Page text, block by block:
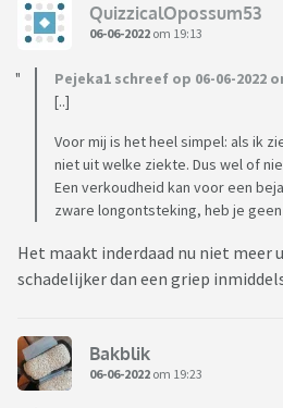
QuizzicalOpossum53
06-06-2022 om 19:13
Pejeka1 schreef op 06-06-2022
[..]
Voor mij is het heel simpel: als ik
niet uit welke ziekte. Dus wel of
Een verkoudheid kan voor een
zware longontsteking, heb je
Het maakt inderdaad nu niet meer
schadelijker dan een griep
Bakblik
06-06-2022 om 19:23